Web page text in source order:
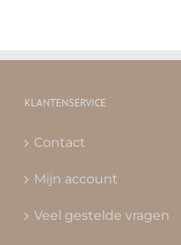
KLANTENSERVICE
Contact
Mijn account
Veel gestelde vragen